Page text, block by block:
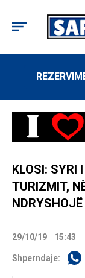
KLOSI: SYRI
TURIZMIT,
NDRYSHOJË
29/10/19 15:43
Shperndaje: